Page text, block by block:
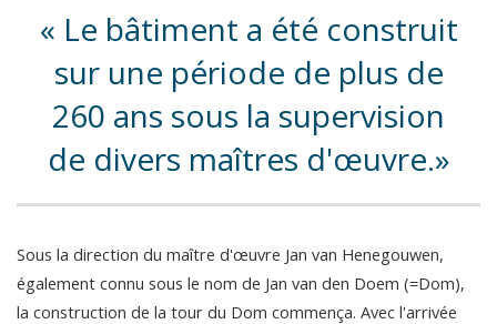
Le bâtiment a été construit
sur une période de plus de
260 ans sous la supervision
de divers maîtres d'œuvre.
Sous la direction du maître d'œuvre Jan van Henegouwen,
également connu sous le nom de Jan van den Doem (=Dom),
la construction de la tour du Dom commença. Avec l'arrivée